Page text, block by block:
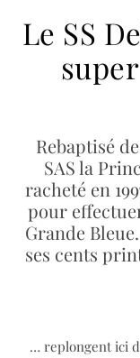
Le SS
Rebaptisé de son nom actuel en 2003 par
SAS la
racheté en
pour
Grande
ses cents
… replongent ici